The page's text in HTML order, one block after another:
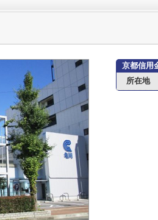
京都信用
所在地